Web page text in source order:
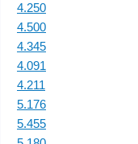
4.250
4.500
4.345
4.091
4.211
5.176
5.455